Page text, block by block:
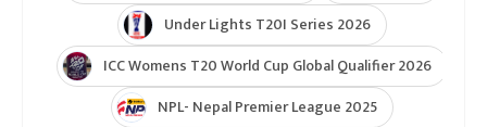
Under Lights T20I Series 2026
ICC Womens T20 World Cup Global Qualifier 2026
NPL- Nepal Premier League 2025